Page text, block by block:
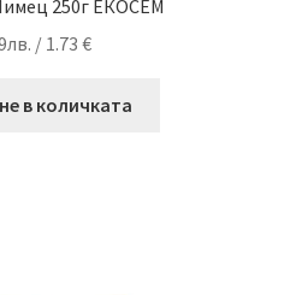
250г ЕКОСЕМ
лв. / 1.73 €
в количката